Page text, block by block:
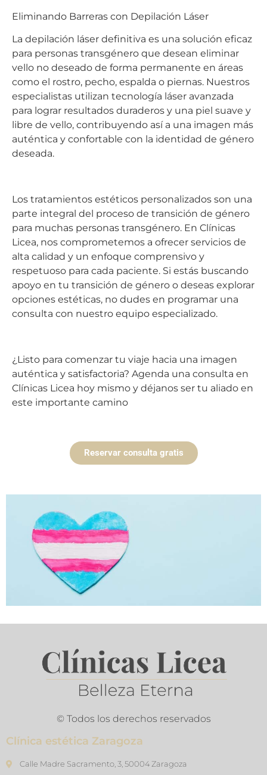
Eliminando Barreras con Depilación Láser
La depilación láser definitiva es una solución eficaz
para personas transgénero que desean eliminar
vello no deseado de forma permanente en áreas
como el rostro, pecho, espalda o piernas. Nuestros
especialistas utilizan tecnología láser avanzada
para lograr resultados duraderos y una piel suave y
libre de vello, contribuyendo así a una imagen más
auténtica y confortable con la identidad de género
deseada.
Los tratamientos estéticos personalizados son una
parte integral del proceso de transición de género
para muchas personas transgénero. En Clínicas
Licea, nos comprometemos a ofrecer servicios de
alta calidad y un enfoque comprensivo y
respetuoso para cada paciente. Si estás buscando
apoyo en tu transición de género o deseas explorar
opciones estéticas, no dudes en programar una
consulta con nuestro equipo especializado.
¿Listo para comenzar tu viaje hacia una imagen
auténtica y satisfactoria? Agenda una consulta en
Clínicas Licea hoy mismo y déjanos ser tu aliado en
este importante camino
Reservar consulta gratis
© Todos los derechos reservados
Clínica estética Zaragoza
Calle Madre Sacramento, 3, 50004 Zaragoza